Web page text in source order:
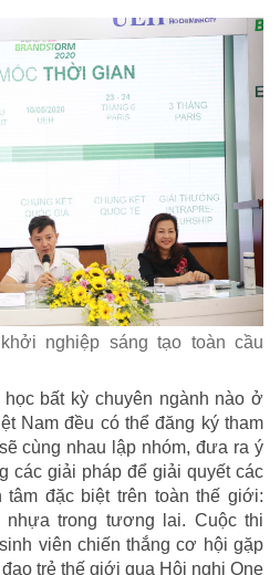
nghiệp sáng tạo toàn cầu
bất kỳ chuyên ngành nào ở
Nam đều có thể đăng ký tham
cùng nhau lập nhóm, đưa ra ý
các giải pháp để giải quyết các
đặc biệt trên toàn thế giới:
trong tương lai. Cuộc thi
viên chiến thắng cơ hội gặp
trẻ thế giới qua Hội nghị One